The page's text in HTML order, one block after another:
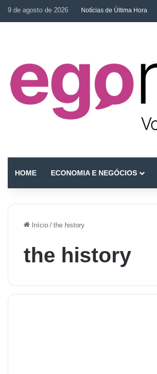
9 de agosto de 2026 Notícias de Última Hora
HOME ECONOMIA E NEGÓCIOS
Início / the history
the history